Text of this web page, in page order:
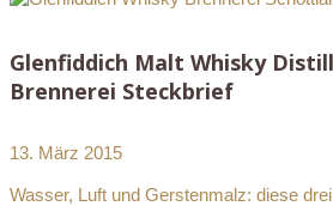
Glenfiddich Malt Whisky
Brennerei Steckbrief
13. März 2015
Wasser, Luft und Gerstenmalz: diese